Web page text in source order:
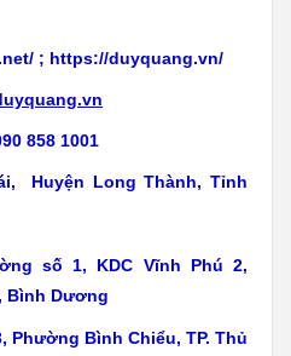
; https://duyquang.vn/
858 1001
Huyện Long Thành, Tỉnh
số 1, KDC Vĩnh Phú 2,
Bình Dương
Phường Bình Chiểu, TP. Thủ